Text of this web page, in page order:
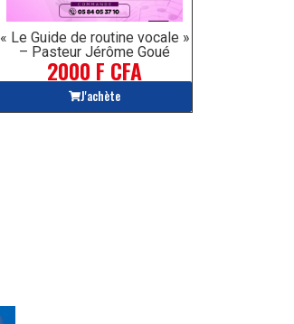
« Le Guide de routine vocale »
– Pasteur Jérôme Goué
2000 F CFA
J'achète